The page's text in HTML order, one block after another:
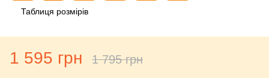
Таблиця розмірів
1 595 грн 1 795 грн